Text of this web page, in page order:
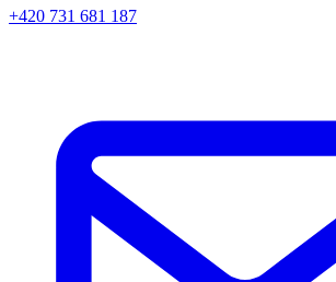
+420 731 681 187